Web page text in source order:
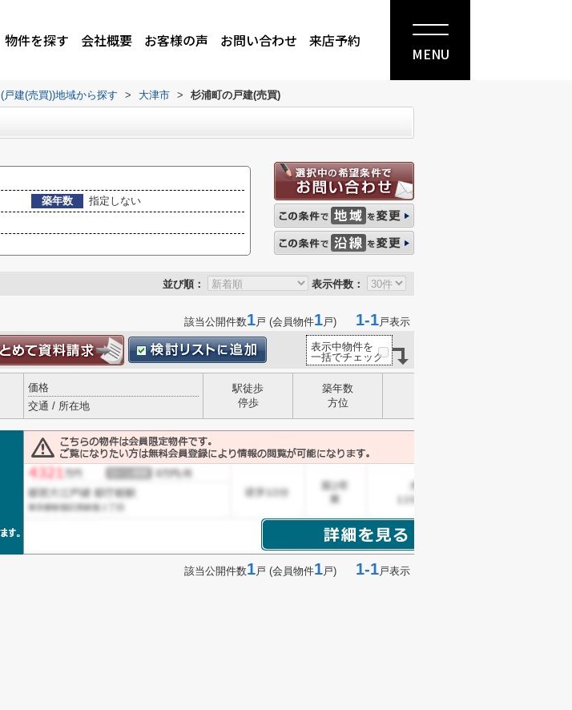
物件を探す 会社概要 お客様の声 お問い合わせ 来店予約
MENU
(戸建(売買))地域から探す > 大津市 > 杉浦町の戸建(売買)
築年数
指定しない
並び順： 表示件数：
該当公開件数1戸 (会員物件1戸) 1-1戸表示
表示中物件を
一括でチェック
価格
交通 / 所在地
駅徒歩
停歩
築年数
方位
該当公開件数1戸 (会員物件1戸) 1-1戸表示